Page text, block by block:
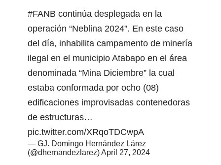
#FANB continúa desplegada en la
operación “Neblina 2024”. En este caso
del día, inhabilita campamento de minería
ilegal en el municipio Atabapo en el área
denominada “Mina Diciembre” la cual
estaba conformada por ocho (08)
edificaciones improvisadas contenedoras
de estructuras…
pic.twitter.com/XRqoTDCwpA
— GJ. Domingo Hernández Lárez
(@dhernandezlarez)April 27, 2024